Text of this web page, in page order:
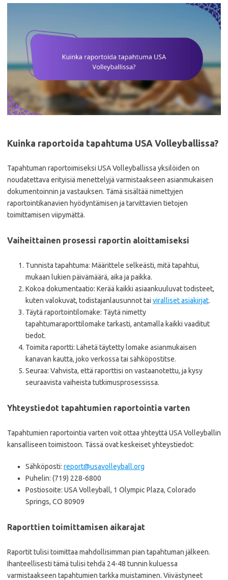
Kuinka raportoida tapahtuma USA Volleyballissa?
Tapahtuman raportoimiseksi USA Volleyballissa yksilöiden on
noudatettava erityisiä menettelyjä varmistaakseen asianmukaisen
dokumentoinnin ja vastauksen. Tämä sisältää nimettyjen
raportointikanavien hyödyntämisen ja tarvittavien tietojen
toimittamisen viipymättä.
Vaiheittainen prosessi raportin aloittamiseksi
Tunnista tapahtuma: Määrittele selkeästi, mitä tapahtui,
mukaan lukien päivämäärä, aika ja paikka.
Kokoa dokumentaatio: Kerää kaikki asiaankuuluvat todisteet,
kuten valokuvat, todistajanlausunnot tai viralliset asiakirjat.
Täytä raportointilomake: Täytä nimetty
tapahtumaraporttilomake tarkasti, antamalla kaikki vaaditut
tiedot.
Toimita raportti: Lähetä täytetty lomake asianmukaisen
kanavan kautta, joko verkossa tai sähköpostitse.
Seuraa: Vahvista, että raporttisi on vastaanotettu, ja kysy
seuraavista vaiheista tutkimusprosessissa.
Yhteystiedot tapahtumien raportointia varten
Tapahtumien raportointia varten voit ottaa yhteyttä USA Volleyballin
kansalliseen toimistoon. Tässä ovat keskeiset yhteystiedot:
Sähköposti: report@usavolleyball.org
Puhelin: (719) 228-6800
Postiosoite: USA Volleyball, 1 Olympic Plaza, Colorado
Springs, CO 80909
Raporttien toimittamisen aikarajat
Raportit tulisi toimittaa mahdollisimman pian tapahtuman jälkeen.
Ihanteellisesti tämä tulisi tehdä 24-48 tunnin kuluessa
varmistaakseen tapahtumien tarkka muistaminen. Viivästyneet